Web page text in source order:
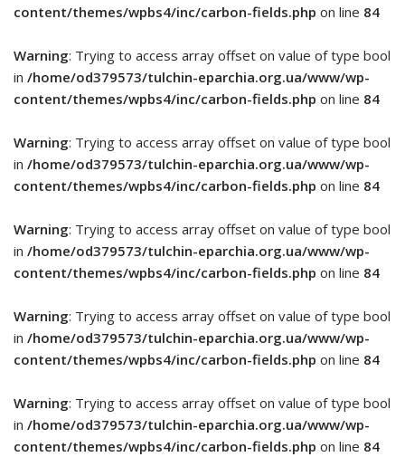
content/themes/wpbs4/inc/carbon-fields.php on line 84
Warning: Trying to access array offset on value of type bool
in /home/od379573/tulchin-eparchia.org.ua/www/wp-
content/themes/wpbs4/inc/carbon-fields.php on line 84
Warning: Trying to access array offset on value of type bool
in /home/od379573/tulchin-eparchia.org.ua/www/wp-
content/themes/wpbs4/inc/carbon-fields.php on line 84
Warning: Trying to access array offset on value of type bool
in /home/od379573/tulchin-eparchia.org.ua/www/wp-
content/themes/wpbs4/inc/carbon-fields.php on line 84
Warning: Trying to access array offset on value of type bool
in /home/od379573/tulchin-eparchia.org.ua/www/wp-
content/themes/wpbs4/inc/carbon-fields.php on line 84
Warning: Trying to access array offset on value of type bool
in /home/od379573/tulchin-eparchia.org.ua/www/wp-
content/themes/wpbs4/inc/carbon-fields.php on line 84